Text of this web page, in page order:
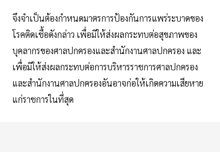
จึงจำเป็นต้องกำหนดมาตรการป้องกันการแพร่ระบาดของ
โรคติดเชื้อดังกล่าว เพื่อมิให้ส่งผลกระทบต่อสุขภาพของ
บุคลากรของศาลปกครองและสำนักงานศาลปกครอง และ
เพื่อมิให้ส่งผลกระทบต่อการบริหารราชการศาลปกครอง
และสำนักงานศาลปกครองอันอาจก่อให้เกิดความเสียหาย
แก่ราชการในที่สุด